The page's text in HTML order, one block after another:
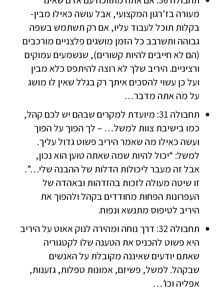
מעורה בז’רגון המקצועי, אבל עושה כאילו מבין-
בקלות תוכל לעבוד עליו, אם רק תשתמש בשפה
גבוהה ותשרבב כל הזמן מושגים פלצניים מורכבים
(הם לא חייבים להיות קשורים), שנשמעים עמוקים
ורציניים. היריב שלך לא רוצה להיתפס כלא מבין
ועל כן עשוי להסכים איתך רק בגלל שאין לו מושג
על מה אתה מדבר…
תחבולה 31: מיועדת למקרים שבהם יש לכם קהל,
כמו בישיבת צוות למשל… – לך הפוך על הפוך
ועשה כאילו מה שאמר היריב פשוט גדול עליך.
למשל: “יכול להיות שמה שאתה טוען הוא נכון,
אבל זה מעבר ליכולות הדלות של ההבנה שלי…”.
זו שיטה מעולה לזכות בהזדהות ובאהדה של
העפרונות הפחות מחודדים בקהל ולהפוך את
היריב לטיפוס מתנשא ונפוח.
תחבולה 32: דרך נוחה ומהירה לנוק אאוט על היריב
היא פשוט להכניס את הטענה שלו לקטגוריה
שאתם יודעים שאיננה מקובלת על האנשים
שבקהל. למשל, פשיזם, אמונות טפלות, גזענות,
אפליה וכו’…